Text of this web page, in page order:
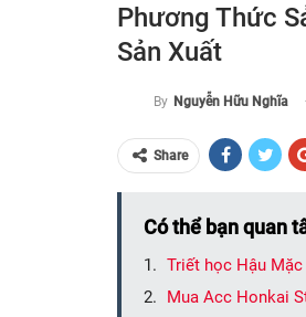
Phương Thức
Sản Xuất
By Nguyễn Hữu Nghĩa
Share
Có thể bạn quan
Triết học Hậu
Mua Acc Honkai